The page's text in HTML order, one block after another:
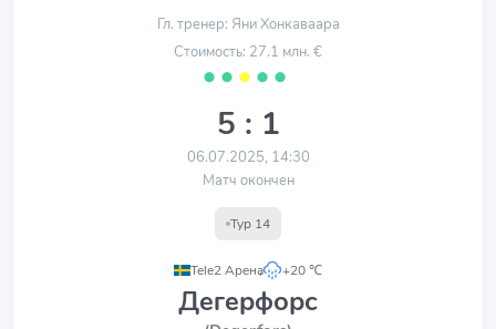
Гл. тренер: Яни Хонкаваара
Стоимость: 27.1 млн. €
⬤ ⬤ ⬤ ⬤ ⬤
5 : 1
06.07.2025, 14:30
Матч окончен
Тур 14
Tele2 Арена
, +20 ℃
Дегерфорс